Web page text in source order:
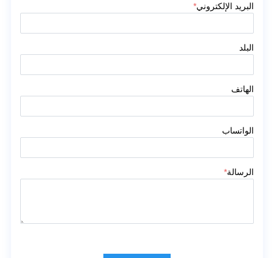
البريد الإلكتروني*
البلد
الهاتف
الواتساب
الرسالة*